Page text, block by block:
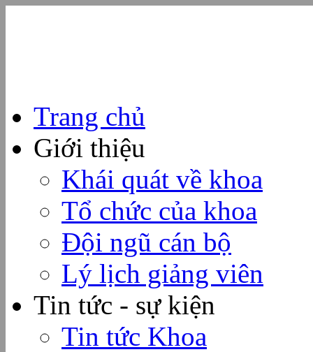
Trang chủ
Giới thiệu
Khái quát về khoa
Tổ chức của khoa
Đội ngũ cán bộ
Lý lịch giảng viên
Tin tức - sự kiện
Tin tức Khoa